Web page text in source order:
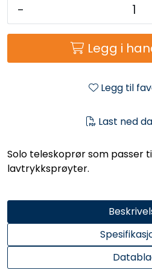
-
Legg i
Legg til
Last ned
Solo teleskoprør som passer
lavtrykksprøyter.